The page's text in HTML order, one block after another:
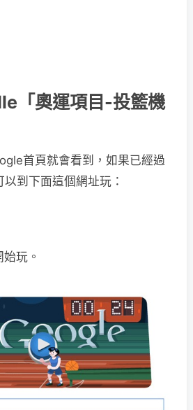
「奧運項目-投籃機
首頁就會看到，如果已經過
到下面這個網址玩：
玩。